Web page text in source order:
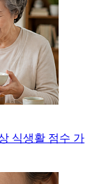
식생활 점수 가